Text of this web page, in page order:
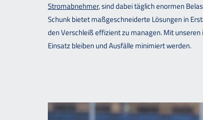
Stromabnehmer, sind dabei täglich enormen
Schunk bietet maßgeschneiderte Lösungen in
den Verschleiß effizient zu managen. Mit
Einsatz bleiben und Ausfälle minimiert werden.